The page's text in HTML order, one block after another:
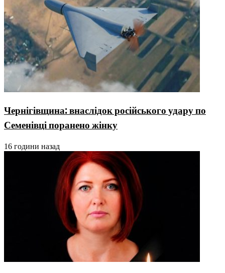
Чернігівщина: внаслідок російського удару по
Семенівці поранено жінку
16 години назад